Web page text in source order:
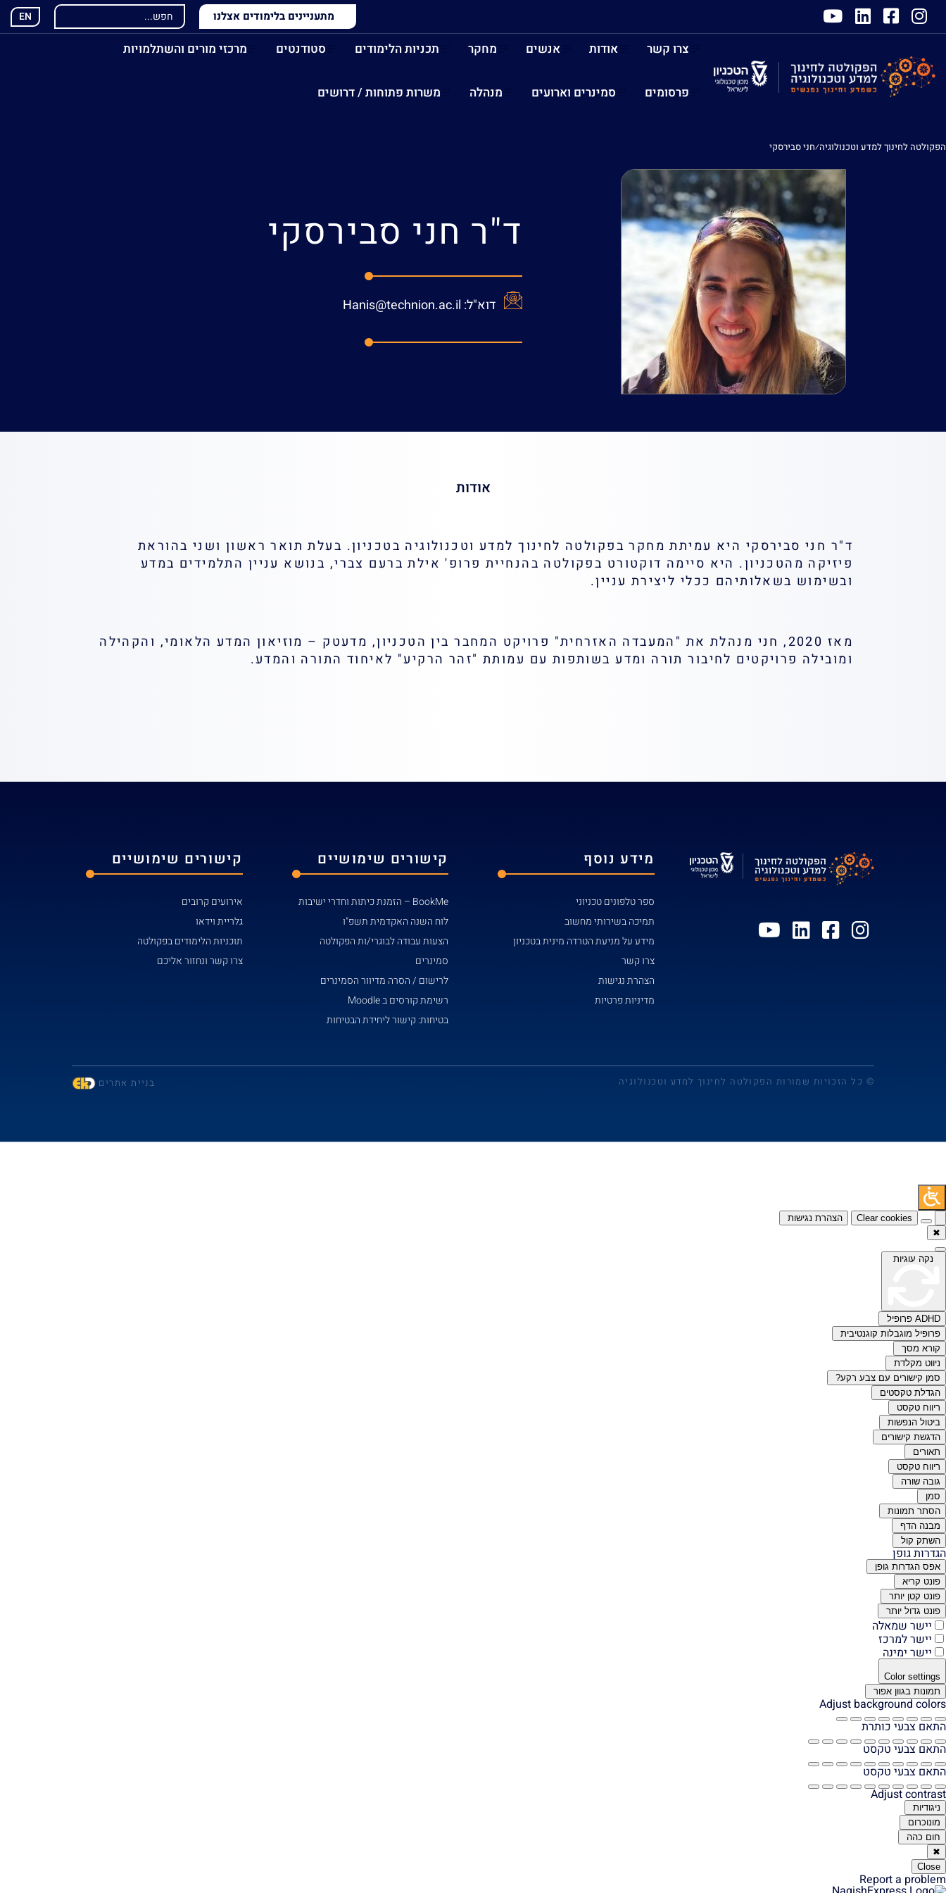
מתעניינים בלימודים אצלנו EN
צרו קשר אודות אנשים מחקר תכניות הלימודים סטודנטים מרכזי מורים והשתלמויות
פרסומים סמינרים וארועים מנהלה משרות פתוחות / דרושים
הפקולטה לחינוך למדע וטכנולוגיה⁄חני סבירסקי
ד"ר חני סבירסקי
אודות
ד"ר חני סבירסקי היא עמיתת מחקר בפקולטה לחינוך למדע וטכנולוגיה בטכניון. בעלת תואר ראשון ושני בהוראת
פיזיקה מהטכניון. היא סיימה דוקטורט בפקולטה בהנחיית פרופ' אילת ברעם צברי, בנושא עניין התלמידים במדע
ובשימוש בשאלותיהם ככלי ליצירת עניין.
מאז 2020, חני מנהלת את "המעבדה האזרחית" פרויקט המחבר בין הטכניון, מדעטק – מוזיאון המדע הלאומי, והקהילה
ומובילה פרויקטים לחיבור תורה ומדע בשותפות עם עמותת "זהר הרקיע" לאיחוד התורה והמדע.
מידע נוסף
ספר טלפונים טכניוני
תמיכה בשירותי מחשוב
מידע על מניעת הטרדה מינית בטכניון
צרו קשר
הצהרת נגישות
מדיניות פרטיות
קישורים שימושיים
BookMe – הזמנת כיתות וחדרי ישיבות
לוח השנה האקדמית תשפ"ו
הצעות עבודה לבוגרי/ות הפקולטה
סמינרים
לרישום / הסרה מדיוור הסמינרים
רשימת קורסים ב Moodle
בטיחות: קישור ליחידת הבטיחות
קישורים שימושיים
אירועים קרובים
גלריית וידאו
תוכניות הלימודים בפקולטה
צרו קשר ונחזור אליכם
© כל הזכויות שמורות הפקולטה לחינוך למדע וטכנולוגיה בניית אתרים
Clear cookies
הצהרת נגישות
✖
נקה עוגיות
ADHD פרופיל
פרופיל מוגבלות קוגנטיבית
קורא מסך
ניווט מקלדת
סמן קישורים עם צבע רקע?
הגדלת טקסטים
ריווח טקסט
ביטול הנפשות
הדגשת קישורים
תאורים
ריווח טקסט
גובה שורה
סמן
הסתר תמונות
מבנה הדף
השתק קול
הגדרות גופן
אפס הגדרות גופן
פונט קריא
פונט קטן יותר
פונט גדול יותר
יישר שמאלה
יישר למרכז
יישר ימינה
Color settings
תמונות בגוון אפור
Adjust background colors
התאם צבעי כותרת
התאם צבעי טקסט
התאם צבעי טקסט
Adjust contrast
ניגודיות
מונוכרום
חום כהה
✖
Close
Report a problem